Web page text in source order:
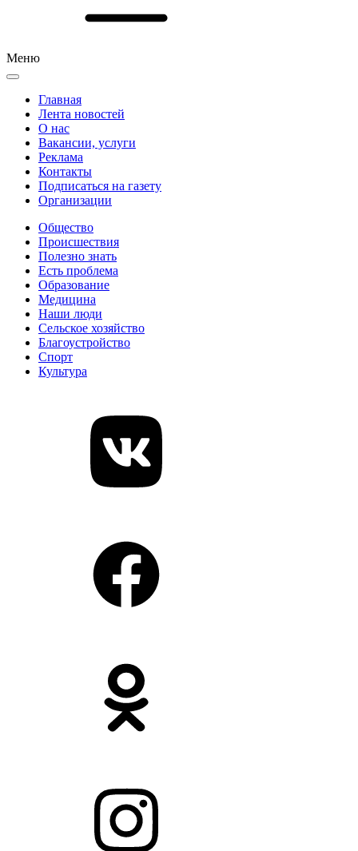
Меню
Главная
Лента новостей
О нас
Вакансии, услуги
Реклама
Контакты
Подписаться на газету
Организации
Общество
Происшествия
Полезно знать
Есть проблема
Образование
Медицина
Наши люди
Сельское хозяйство
Благоустройство
Спорт
Культура